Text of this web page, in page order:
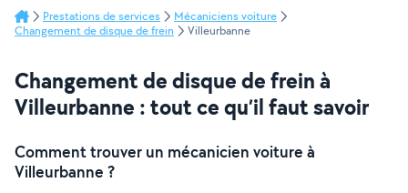
Prestations de services
Mécaniciens voiture
Changement de disque de frein
Villeurbanne
Changement de disque de frein à
Villeurbanne : tout ce qu’il faut savoir
Comment trouver un mécanicien voiture à
Villeurbanne ?